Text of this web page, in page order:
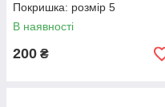
Покришка: розмір 5
В наявності
200 ₴